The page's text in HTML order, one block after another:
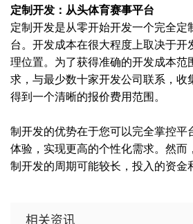
定制开发：从头体育赛事平台
定制开发是从零开始开发一个完全定
台。开发成本在很大程度上取决于开
理位置。为了获得准确的开发成本范
求，与最少数十家开发公司联系，收
得到一个清晰的报价费用范围。
制开发的优势在于您可以完全掌控平
体验，实现更高的个性化需求。然而
制开发的周期可能较长，投入的资金
相关资讯